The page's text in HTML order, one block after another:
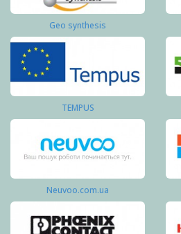
Geo synthesis
TEMPUS
Neuvoo.com.ua